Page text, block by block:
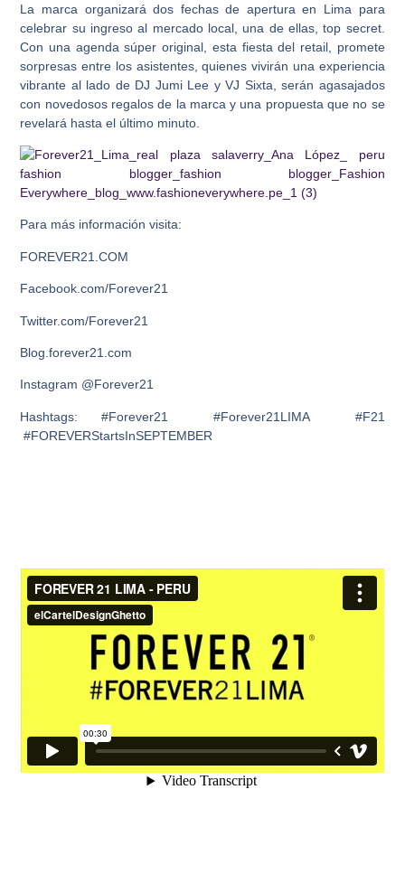
La marca organizará dos fechas de apertura en Lima para
celebrar su ingreso al mercado local, una de ellas, top secret.
Con una agenda súper original, esta fiesta del retail, promete
sorpresas entre los asistentes, quienes vivirán una experiencia
vibrante al lado de DJ Jumi Lee y VJ Sixta, serán agasajados
con novedosos regalos de la marca y una propuesta que no se
revelará hasta el último minuto.
Para más información visita:
FOREVER21.COM
Facebook.com/Forever21
Twitter.com/Forever21
Blog.forever21.com
Instagram @Forever21
Hashtags: #Forever21 #Forever21LIMA #F21
#FOREVERStartsInSEPTEMBER